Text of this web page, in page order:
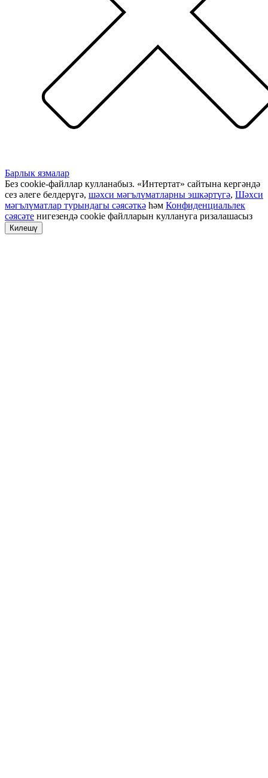
Барлык язмалар
Без cookie-файллар кулланабыз. «Интертат» сайтына кергәндә
сез әлеге белдерүгә, шәхси мәгълүматларны эшкәртүгә, Шәхси
мәгълүматлар турындагы сәясәткә һәм Конфиденциальлек
сәясәте нигезендә cookie файлларын куллануга ризалашасыз
Килешү